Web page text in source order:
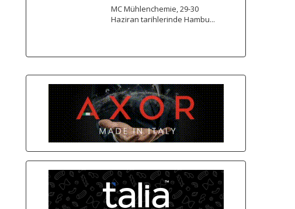
MC Mühlenchemie, 29-30
Haziran tarihlerinde Hambu...